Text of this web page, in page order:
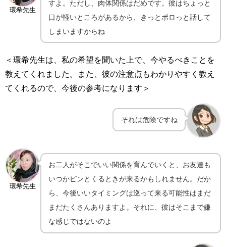
環希先生
すよ。ただし、肉体関係はだめです。彼はちょっと
口が軽いところがあるから、きっとポロっと話して
しまいますからね
＜環希先生は、私の希望を聞いた上で、今やるべきことを
教えてくれました。また、彼の注意点もわかりやすく教え
てくれるので、今後の参考になります＞
それは危険ですね
環希先生
お二人がそこでいい関係を育んでいくと、お友達も
いつかピンとくるときが来るかもしれません。だか
ら、今後いいタイミングは巡って来る可能性はまだ
まだたくさんありますよ。それに、彼はそこまで嫌
な感じではないのよ